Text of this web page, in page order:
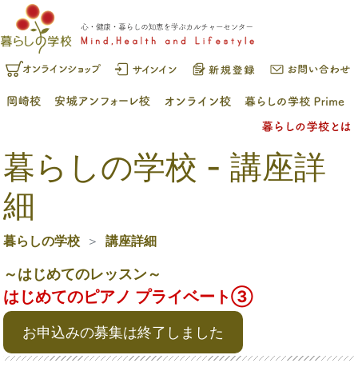
暮らしの学校 - 講座詳
細
暮らしの学校 講座詳細
～はじめてのレッスン～
はじめてのピアノ プライベート➂
お申込みの募集は終了しました